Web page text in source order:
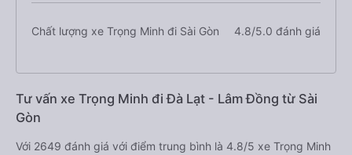
Chất lượng xe Trọng Minh đi Sài Gòn 4.8/5.0 đánh giá
Tư vấn xe Trọng Minh đi Đà Lạt - Lâm Đồng từ Sài
Gòn
Với 2649 đánh giá với điểm trung bình là 4.8/5 xe Trọng Minh